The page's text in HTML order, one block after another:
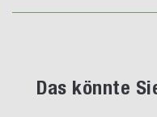
Das könnte